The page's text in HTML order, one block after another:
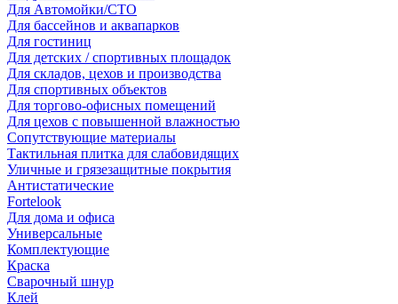
Для Автомойки/СТО
Для бассейнов и аквапарков
Для гостиниц
Для детских / спортивных площадок
Для складов, цехов и производства
Для спортивных объектов
Для торгово-офисных помещений
Для цехов с повышенной влажностью
Сопутствующие материалы
Тактильная плитка для слабовидящих
Уличные и грязезащитные покрытия
Антистатические
Fortelook
Для дома и офиса
Универсальные
Комплектующие
Краска
Сварочный шнур
Клей